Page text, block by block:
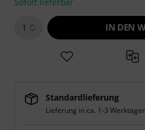
1 IN DEN
Standardlieferung
Lieferung in ca. 1-3